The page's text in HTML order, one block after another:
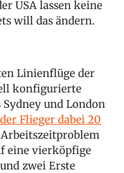
USA lassen keine
will das ändern.
Linienflüge der
konfigurierte
und London
Flieger dabei 20
Arbeitszeitproblem
eine vierköpfige
zwei Erste